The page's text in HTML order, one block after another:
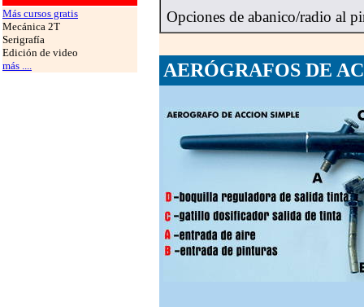
Más cursos gratis
Mecánica 2T
Serigrafía
Edición de video
más ....
Opciones de abanico/radio al
AERÓGRAFOS DE